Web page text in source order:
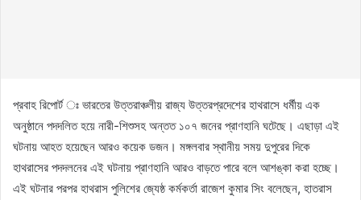
প্রবাহ রিপোর্ট ঃ ভারতের উত্তরাঞ্চলীয় রাজ্য উত্তরপ্রদেশের হাথরাসে ধর্মীয় এক
অনুষ্ঠানে পদদলিত হয়ে নারী-শিশুসহ অন্তত ১০৭ জনের প্রাণহানি ঘটেছে। এছাড়া এই
ঘটনায় আহত হয়েছেন আরও কয়েক ডজন। মঙ্গলবার স্থানীয় সময় দুপুরের দিকে
হাথরাসের পদদলনের এই ঘটনায় প্রাণহানি আরও বাড়তে পারে বলে আশঙ্কা করা হচ্ছে।
এই ঘটনার পরপর হাথরাস পুলিশের জ্যেষ্ঠ কর্মকর্তা রাজেশ কুমার সিং বলেছেন, হাতরাস